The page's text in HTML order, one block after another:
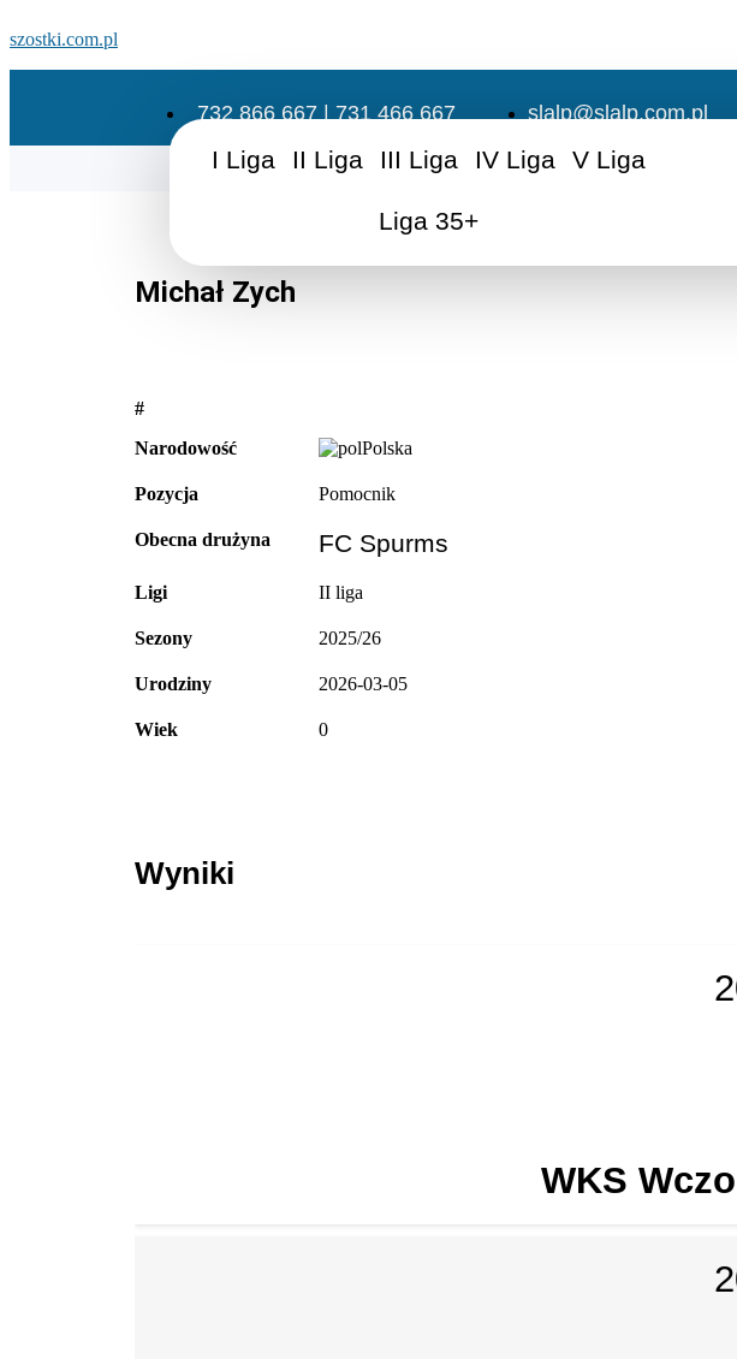
szostki.com.pl
732 866 667 | 731 466 667 slalp@slalp.com.pl
I Liga II Liga III Liga IV Liga V Liga
Liga 35+
Michał Zych
#
Narodowość
Polska
Pozycja Pomocnik
Obecna drużyna FC Spurms
Ligi II liga
Sezony 2025/26
Urodziny 2026-03-05
Wiek 0
Wyniki
WKS